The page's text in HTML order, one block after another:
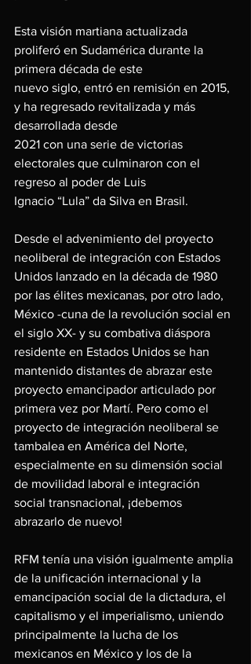
Esta visión martiana actualizada
proliferó en Sudamérica durante la
primera década de este
nuevo siglo, entró en remisión en 2015,
y ha regresado revitalizada y más
desarrollada desde
2021 con una serie de victorias
electorales que culminaron con el
regreso al poder de Luis
Ignacio “Lula” da Silva en Brasil.
Desde el advenimiento del proyecto
neoliberal de integración con Estados
Unidos lanzado en la década de 1980
por las élites mexicanas, por otro lado,
México -cuna de la revolución social en
el siglo XX- y su combativa diáspora
residente en Estados Unidos se han
mantenido distantes de abrazar este
proyecto emancipador articulado por
primera vez por Martí. Pero como el
proyecto de integración neoliberal se
tambalea en América del Norte,
especialmente en su dimensión social
de movilidad laboral e integración
social transnacional, ¡debemos
abrazarlo de nuevo!
RFM tenía una visión igualmente amplia
de la unificación internacional y la
emancipación social de la dictadura, el
capitalismo y el imperialismo, uniendo
principalmente la lucha de los
mexicanos en México y los de la